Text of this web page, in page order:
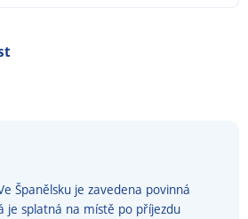
Španělsku je zavedena povinná
je splatná na místě po příjezdu